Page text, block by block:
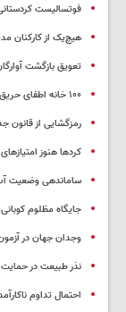
فوتسالیست
هیچ‌یک از کارکنان
تعویق بازگشت آوارگان سره‌کانی؛ ۶۴۸ خانواده از ۱۰
۱۰۰ خانه اطفای حریق برای حفاظت از جنگل ها و مراتع کردستان راه اندازی شد
رمزگشایی از
کردها هنوز
ساماندهی وضعیت آب
جایگاه مظلوم
وجدان جهان در
نذر طبیعت در حمایت
احتمال تداوم